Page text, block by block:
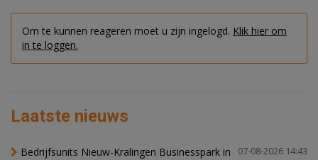
Om te kunnen reageren moet u zijn ingelogd. Klik hier om
in te loggen.
Laatste nieuws
07-08-2026 14:43
Bedrijfsunits Nieuw-Kralingen Businesspark in